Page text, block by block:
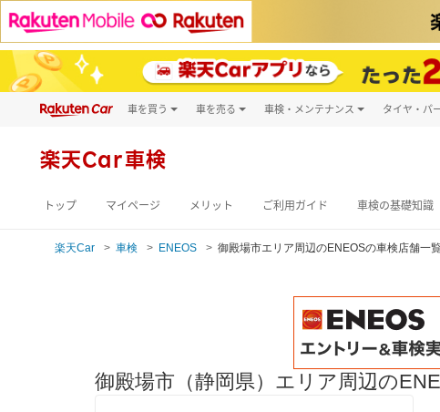
車を買う
新車
車を売る 車検・メンテナンス タイヤ・パ
楽天Car車検
トップ マイページ メリット ご利用ガイド 車検の基礎知識
楽天Car 車検 ENEOS 御殿場市エリア周辺のENEOSの車検店舗一
御殿場市（静岡県）エリア周辺の